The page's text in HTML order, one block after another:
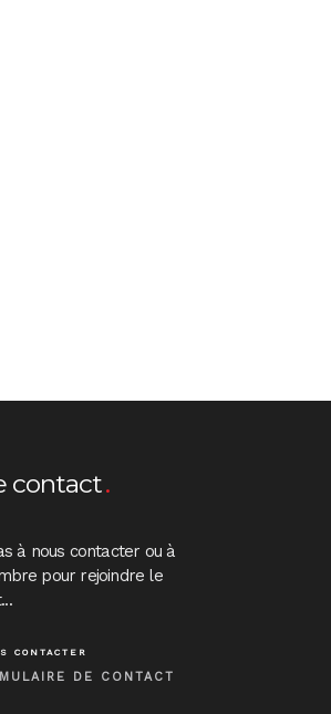
contact
à nous contacter ou à
pour rejoindre le
CONTACTER
DE CONTACT